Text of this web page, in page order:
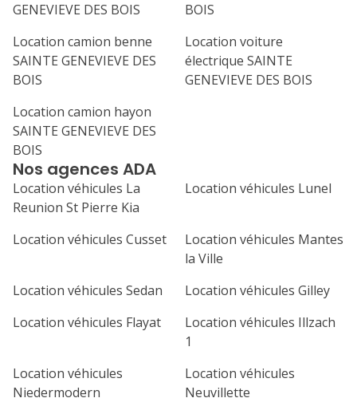
Nos agences ADA
Location véhicules La
Reunion St Pierre Kia
Location véhicules Lunel
Location véhicules Cusset
Location véhicules Mantes
la Ville
Location véhicules Sedan
Location véhicules Gilley
Location véhicules Flayat
Location véhicules Illzach
1
Location véhicules
Niedermodern
Location véhicules
Neuvillette
GENEVIEVE DES BOIS
BOIS
Location camion benne
SAINTE GENEVIEVE DES
BOIS
Location voiture
électrique SAINTE
GENEVIEVE DES BOIS
Location camion hayon
SAINTE GENEVIEVE DES
BOIS